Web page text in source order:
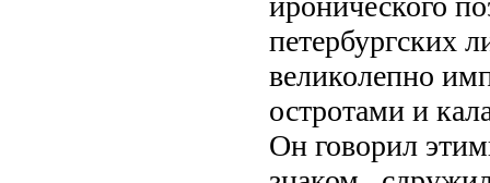
петербургских
великолепно
остротами и
Он говорил